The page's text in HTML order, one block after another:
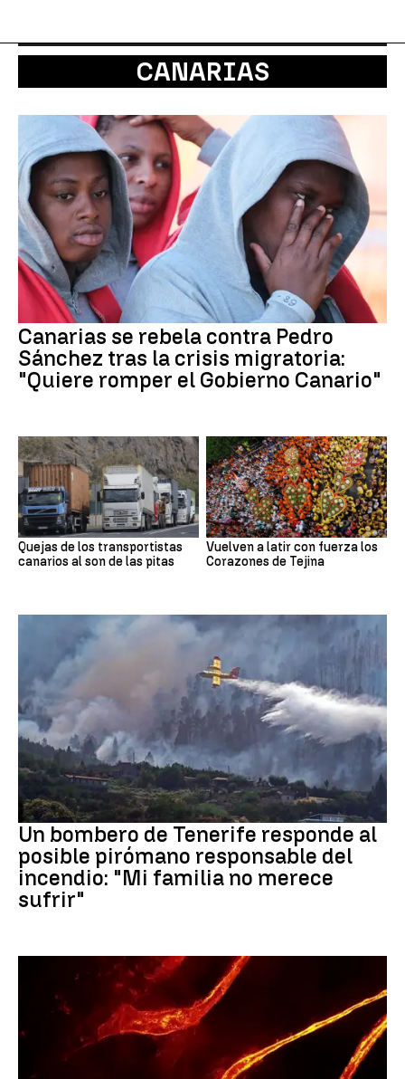
CANARIAS
Canarias se rebela contra Pedro
Sánchez tras la crisis migratoria:
"Quiere romper el Gobierno Canario"
Quejas de los transportistas
canarios al son de las pitas
Vuelven a latir con fuerza los
Corazones de Tejina
Incendios
Un bombero de Tenerife responde al
posible pirómano responsable del
incendio: "Mi familia no merece
sufrir"